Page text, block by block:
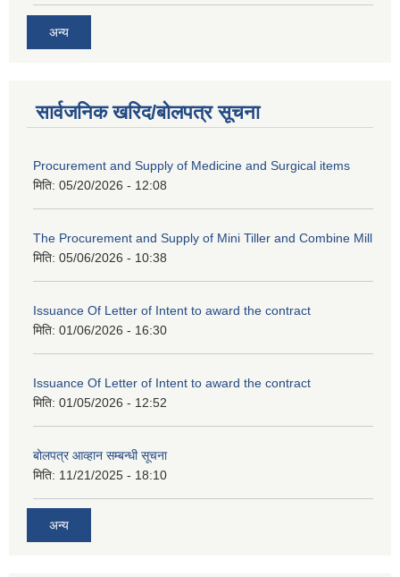
अन्य
सार्वजनिक खरिद/बोलपत्र सूचना
Procurement and Supply of Medicine and Surgical items
मिति: 05/20/2026 - 12:08
The Procurement and Supply of Mini Tiller and Combine Mill
मिति: 05/06/2026 - 10:38
Issuance Of Letter of Intent to award the contract
मिति: 01/06/2026 - 16:30
Issuance Of Letter of Intent to award the contract
मिति: 01/05/2026 - 12:52
बोलपत्र आव्हान सम्बन्धी सूचना
मिति: 11/21/2025 - 18:10
अन्य